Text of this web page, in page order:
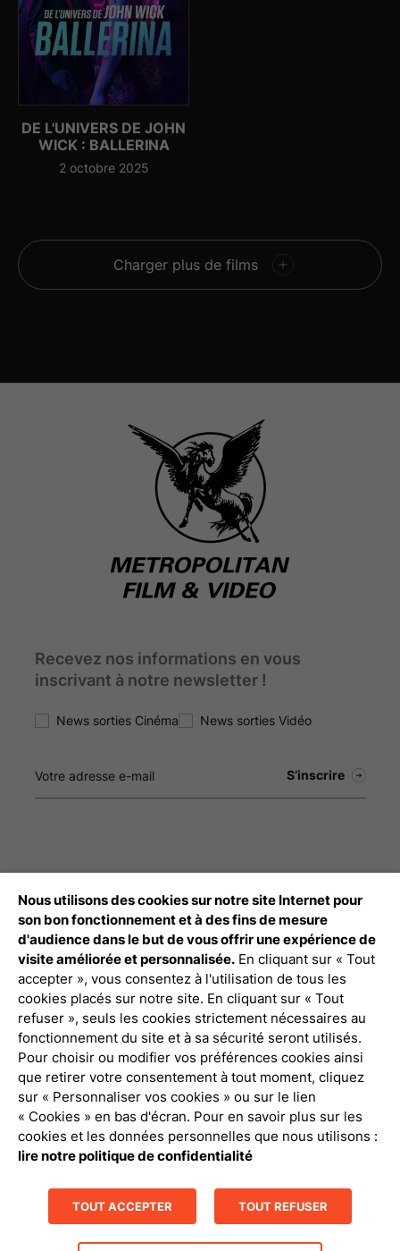
DE L'UNIVERS DE JOHN
WICK : BALLERINA
2 octobre 2025
Charger plus de films
Recevez nos informations en vous
inscrivant à notre newsletter !
News sorties Cinéma News sorties Vidéo
Débloquez tout le contenu à télécharger
Connexion Pro
Politique de confidentialité
Mentions légales
Nous utilisons des cookies sur notre site Internet pour
son bon fonctionnement et à des fins de mesure
d'audience dans le but de vous offrir une expérience de
visite améliorée et personnalisée. En cliquant sur « Tout
accepter », vous consentez à l'utilisation de tous les
cookies placés sur notre site. En cliquant sur « Tout
refuser », seuls les cookies strictement nécessaires au
fonctionnement du site et à sa sécurité seront utilisés.
Pour choisir ou modifier vos préférences cookies ainsi
que retirer votre consentement à tout moment, cliquez
sur « Personnaliser vos cookies » ou sur le lien
« Cookies » en bas d'écran. Pour en savoir plus sur les
cookies et les données personnelles que nous utilisons :
lire notre politique de confidentialité
TOUT ACCEPTER TOUT REFUSER